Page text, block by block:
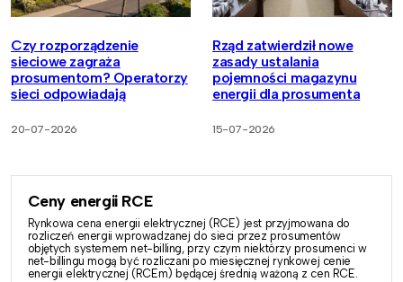
Czy rozporządzenie
sieciowe zagraża
prosumentom? Operatorzy
sieci odpowiadają
20-07-2026
Rząd zatwierdził nowe
zasady ustalania
pojemności magazynu
energii dla prosumenta
15-07-2026
Ceny energii RCE
Rynkowa cena energii elektrycznej (RCE) jest przyjmowana do
rozliczeń energii wprowadzanej do sieci przez prosumentów
objętych systemem net-billing, przy czym niektórzy prosumenci w
net-billingu mogą być rozliczani po miesięcznej rynkowej cenie
energii elektrycznej (RCEm) będącej średnią ważoną z cen RCE.